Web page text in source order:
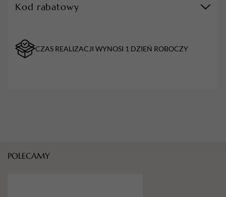
Kod rabatowy
CZAS REALIZACJI WYNOSI 1 DZIEŃ ROBOCZY
POLECAMY